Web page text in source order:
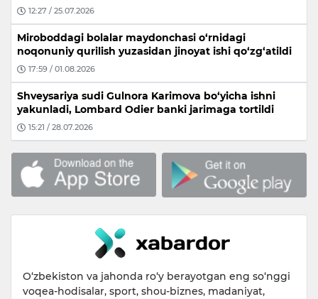
12:27 / 25.07.2026
Miroboddagi bolalar maydonchasi o‘rnidagi
noqonuniy qurilish yuzasidan jinoyat ishi qo‘zg‘atildi
17:59 / 01.08.2026
Shveysariya sudi Gulnora Karimova bo‘yicha ishni
yakunladi, Lombard Odier banki jarimaga tortildi
15:21 / 28.07.2026
O‘zbekiston va jahonda ro‘y berayotgan eng so‘nggi
voqea-hodisalar, sport, shou-biznes, madaniyat,